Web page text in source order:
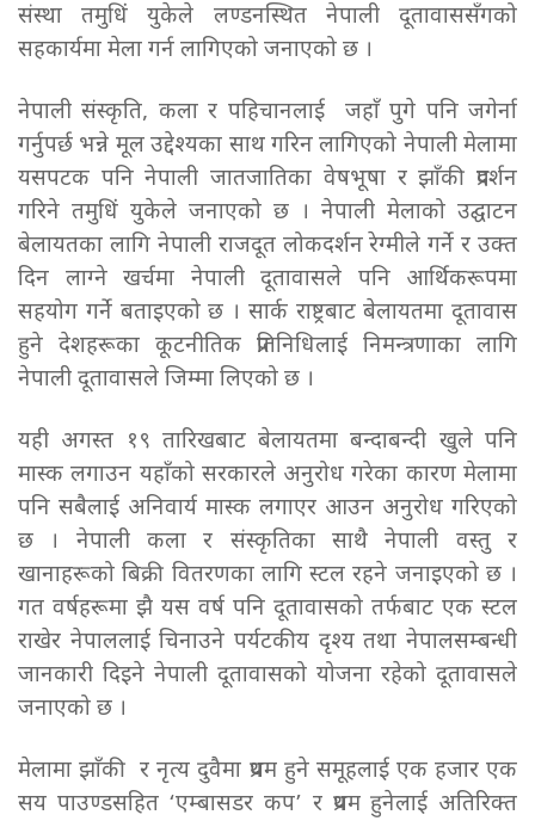
संस्था तमुधिं युकेले लण्डनस्थित नेपाली दूतावाससँगको
सहकार्यमा मेला गर्न लागिएको जनाएको छ ।
नेपाली संस्कृति, कला र पहिचानलाई जहाँ पुगे पनि जगेर्ना
गर्नुपर्छ भन्ने मूल उद्देश्यका साथ गरिन लागिएको नेपाली मेलामा
यसपटक पनि नेपाली जातजातिका वेषभूषा र झाँकी प्रदर्शन
गरिने तमुधिं युकेले जनाएको छ । नेपाली मेलाको उद्घाटन
बेलायतका लागि नेपाली राजदूत लोकदर्शन रेग्मीले गर्ने र उक्त
दिन लाग्ने खर्चमा नेपाली दूतावासले पनि आर्थिकरूपमा
सहयोग गर्ने बताइएको छ । सार्क राष्ट्रबाट बेलायतमा दूतावास
हुने देशहरूका कूटनीतिक प्रतिनिधिलाई निमन्त्रणाका लागि
नेपाली दूतावासले जिम्मा लिएको छ ।
यही अगस्त १९ तारिखबाट बेलायतमा बन्दाबन्दी खुले पनि
मास्क लगाउन यहाँको सरकारले अनुरोध गरेका कारण मेलामा
पनि सबैलाई अनिवार्य मास्क लगाएर आउन अनुरोध गरिएको
छ । नेपाली कला र संस्कृतिका साथै नेपाली वस्तु र
खानाहरूको बिक्री वितरणका लागि स्टल रहने जनाइएको छ ।
गत वर्षहरूमा झै यस वर्ष पनि दूतावासको तर्फबाट एक स्टल
राखेर नेपाललाई चिनाउने पर्यटकीय दृश्य तथा नेपालसम्बन्धी
जानकारी दिइने नेपाली दूतावासको योजना रहेको दूतावासले
जनाएको छ ।
मेलामा झाँकी र नृत्य दुवैमा प्रथम हुने समूहलाई एक हजार एक
सय पाउण्डसहित ‘एम्बासडर कप’ र प्रथम हुनेलाई अतिरिक्त